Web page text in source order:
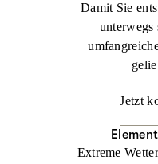
Damit Sie
Jetzt
Extreme